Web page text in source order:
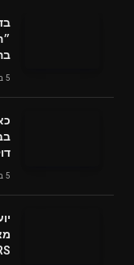
5 באוגוסט 2026
5 באוגוסט 2026